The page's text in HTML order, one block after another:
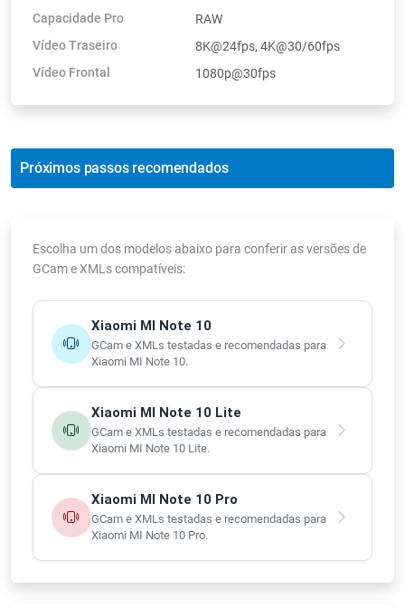
Capacidade Pro
RAW
Vídeo Traseiro
8K@24fps, 4K@30/60fps
Vídeo Frontal
1080p@30fps
Próximos passos recomendados
Escolha um dos modelos abaixo para conferir as versões de
GCam e XMLs compatíveis:
Xiaomi MI Note 10
GCam e XMLs testadas e recomendadas para
Xiaomi MI Note 10.
Xiaomi MI Note 10 Lite
GCam e XMLs testadas e recomendadas para
Xiaomi MI Note 10 Lite.
Xiaomi MI Note 10 Pro
GCam e XMLs testadas e recomendadas para
Xiaomi MI Note 10 Pro.